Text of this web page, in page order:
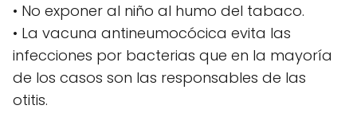
• No exponer al niño al humo del tabaco.
• La vacuna antineumocócica evita las
infecciones por bacterias que en la mayoría
de los casos son las responsables de las
otitis.